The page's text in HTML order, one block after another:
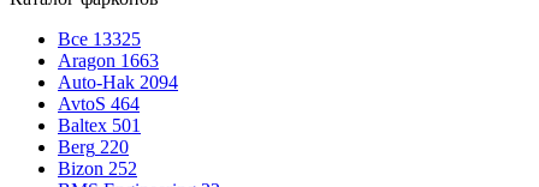
Все 13325
Aragon 1663
Auto-Hak 2094
AvtoS 464
Baltex 501
Berg 220
Bizon 252